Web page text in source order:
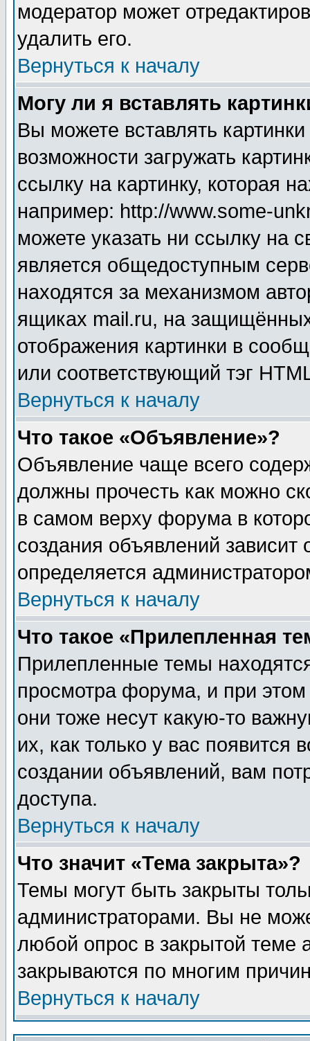
модератор может
удалить его.
Вернуться к началу
Могу ли я вставлять
Вы можете вставлять
возможности загружать
ссылку на картинку, которая
например: http://www.some-
можете указать ни ссылку на
является общедоступным
находятся за механизмом
ящиках mail.ru, на
отображения картинки в
или соответствующий тэг
Вернуться к началу
Что такое «Объявление»?
Объявление чаще всего
должны прочесть как можно
в самом верху форума в
создания объявлений зависит
определяется
Вернуться к началу
Что такое «Прилепленная
Прилепленные темы
просмотра форума, и при
они тоже несут какую-то
их, как только у вас появится
создании объявлений, вам
доступа.
Вернуться к началу
Что значит «Тема закрыта»?
Темы могут быть закрыты
администраторами. Вы не
любой опрос в закрытой теме
закрываются по многим
Вернуться к началу